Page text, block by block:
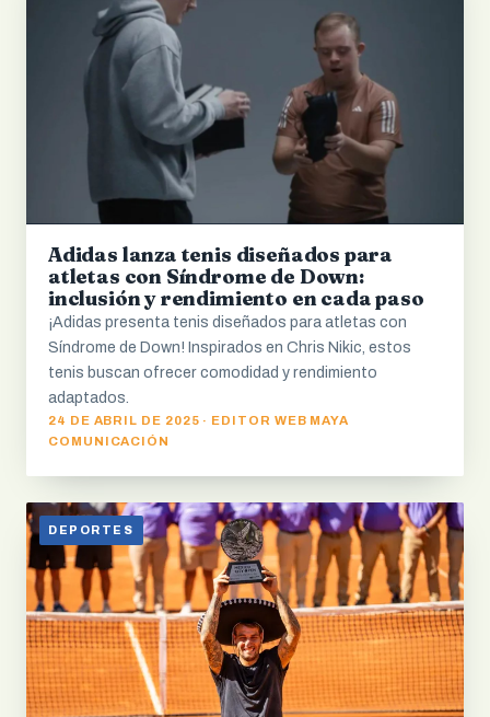
Adidas lanza tenis diseñados para
atletas con Síndrome de Down:
inclusión y rendimiento en cada paso
¡Adidas presenta tenis diseñados para atletas con
Síndrome de Down! Inspirados en Chris Nikic, estos
tenis buscan ofrecer comodidad y rendimiento
adaptados.
24 DE ABRIL DE 2025 · EDITOR WEB MAYA
COMUNICACIÓN
DEPORTES